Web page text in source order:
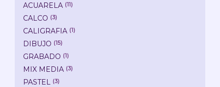
ACUARELA (11)
CALCO (3)
CALIGRAFIA (1)
DIBUJO (15)
GRABADO (1)
MIX MEDIA (3)
PASTEL (3)